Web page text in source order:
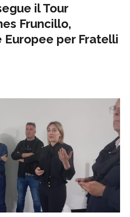
il Tour
Fruncillo,
per Fratelli